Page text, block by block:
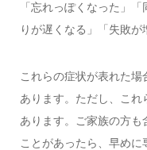
「忘れっぽくなった」
りが遅くなる」「失敗が
これらの症状が表れた
あります。ただし、これ
あります。ご家族の方
ことがあったら、早め